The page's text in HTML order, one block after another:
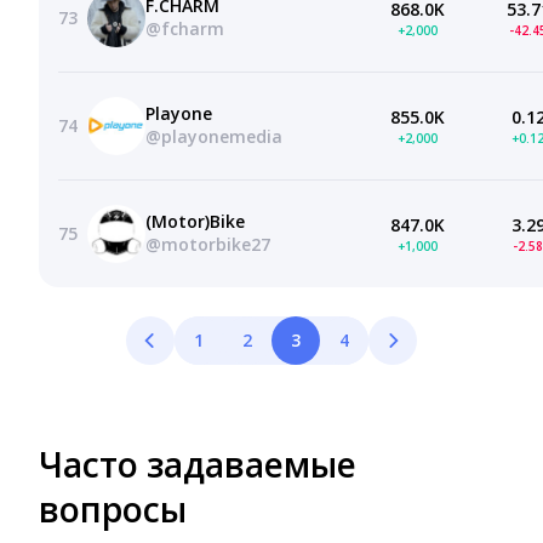
73
F.CHARM
@fcharm
868.0K
+2,000 -
74
Playone
@playonemedia
855.0K
+2,000
75
(Motor)Bike
@motorbike27
847.0K
+1,000 -
1 2 3 4
Часто задаваемые
вопросы